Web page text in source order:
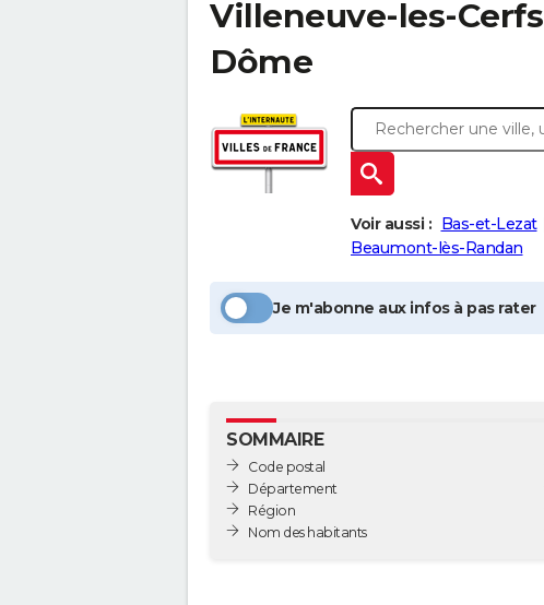
Villeneuve-les-Cerfs
Dôme
Voir aussi : Bas-et-Lezat
Beaumont-lès-Randan
Je m'abonne aux infos à pas rater
SOMMAIRE
Code postal
Département
Région
Nom des habitants